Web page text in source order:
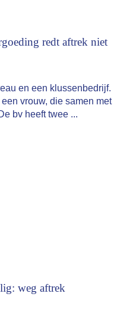
redt aftrek niet
en een klussenbedrijf.
vrouw, die samen met
bv heeft twee
weg aftrek